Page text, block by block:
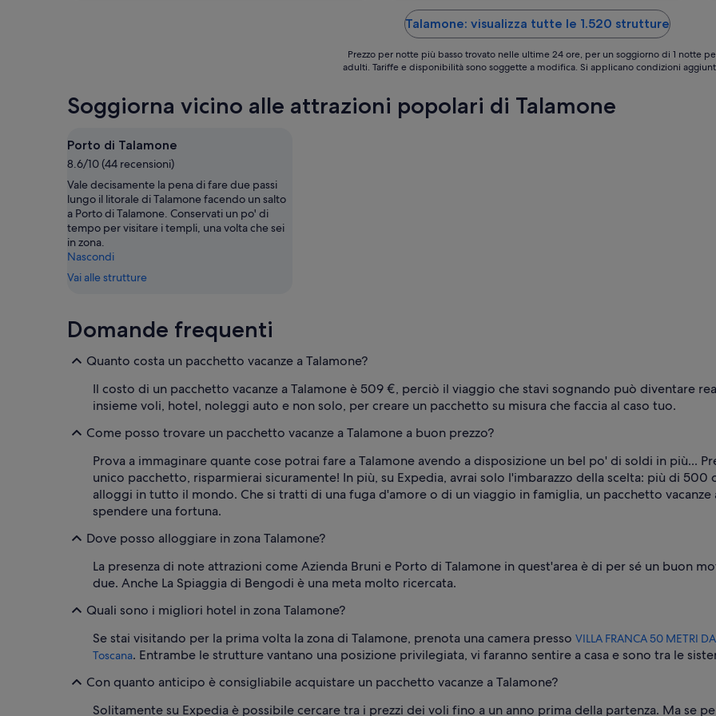
-
7
Talamone: visualizza tutte le 1.520 strutture
Prezzo per notte più basso trovato nelle ultime 24 ore, per un soggiorno di 1 notte
adulti. Tariffe e disponibilità sono soggette a modifica. Si applicano condizioni
Soggiorna vicino alle attrazioni popolari di Talamone
Porto di Talamone
8.6/10 (44 recensioni)
Vale decisamente la pena di fare due passi
lungo il litorale di Talamone facendo un salto
a Porto di Talamone. Conservati un po' di
tempo per visitare i templi, una volta che sei
in zona.
Nascondi
Vai alle strutture
Domande frequenti
Quanto costa un pacchetto vacanze a Talamone?
Il costo di un pacchetto vacanze a Talamone è 509 €, perciò il viaggio che stavi sognando può diventare
insieme voli, hotel, noleggi auto e non solo, per creare un pacchetto su misura che faccia al caso tuo.
Come posso trovare un pacchetto vacanze a Talamone a buon prezzo?
Prova a immaginare quante cose potrai fare a Talamone avendo a disposizione un bel po' di soldi in più...
unico pacchetto, risparmierai sicuramente! In più, su Expedia, avrai solo l'imbarazzo della scelta: più di
alloggi in tutto il mondo. Che si tratti di una fuga d'amore o di un viaggio in famiglia, un pacchetto vacanze
spendere una fortuna.
Dove posso alloggiare in zona Talamone?
La presenza di note attrazioni come Azienda Bruni e Porto di Talamone in quest'area è di per sé un buon
due. Anche La Spiaggia di Bengodi è una meta molto ricercata.
Quali sono i migliori hotel in zona Talamone?
Se stai visitando per la prima volta la zona di Talamone, prenota una camera presso VILLA FRANCA 50 METRI
Toscana. Entrambe le strutture vantano una posizione privilegiata, vi faranno sentire a casa e sono tra le
Con quanto anticipo è consigliabile acquistare un pacchetto vacanze a Talamone?
Solitamente su Expedia è possibile cercare tra i prezzi dei voli fino a un anno prima della partenza. Ma se